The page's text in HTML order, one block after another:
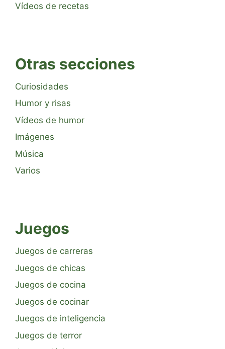
Vídeos de recetas
Otras secciones
Curiosidades
Humor y risas
Vídeos de humor
Imágenes
Música
Varios
Juegos
Juegos de carreras
Juegos de chicas
Juegos de cocina
Juegos de cocinar
Juegos de inteligencia
Juegos de terror